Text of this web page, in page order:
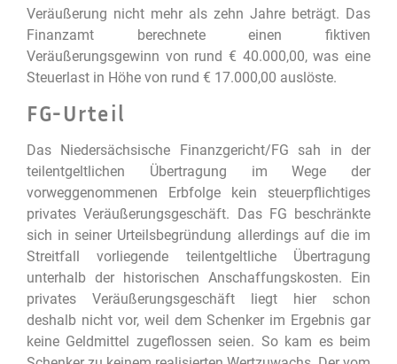
Veräußerung nicht mehr als zehn Jahre beträgt. Das
Finanzamt berechnete einen fiktiven
Veräußerungsgewinn von rund € 40.000,00, was eine
Steuerlast in Höhe von rund € 17.000,00 auslöste.
FG-Urteil
Das Niedersächsische Finanzgericht/FG sah in der
teilentgeltlichen Übertragung im Wege der
vorweggenommenen Erbfolge kein steuerpflichtiges
privates Veräußerungsgeschäft. Das FG beschränkte
sich in seiner Urteilsbegründung allerdings auf die im
Streitfall vorliegende teilentgeltliche Übertragung
unterhalb der historischen Anschaffungskosten. Ein
privates Veräußerungsgeschäft liegt hier schon
deshalb nicht vor, weil dem Schenker im Ergebnis gar
keine Geldmittel zugeflossen seien. So kam es beim